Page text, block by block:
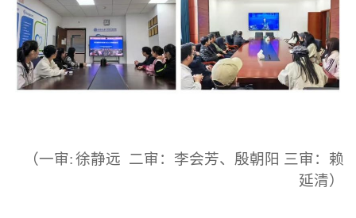
（一审:徐静远 二审：李会芳、殷朝阳 三审：赖
延清）